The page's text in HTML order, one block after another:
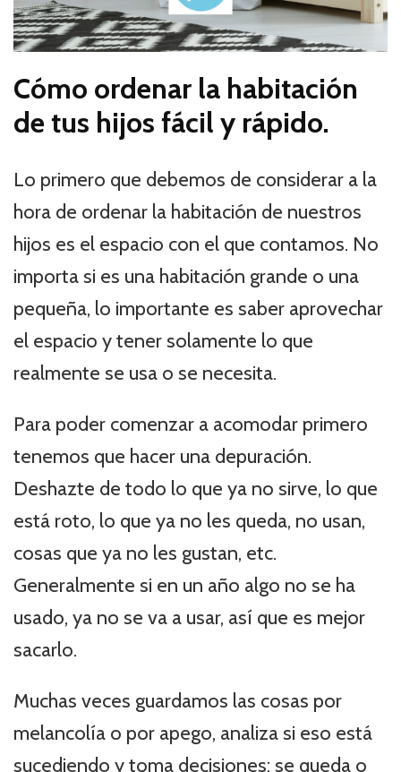
Cómo ordenar la habitación
de tus hijos fácil y rápido.
Lo primero que debemos de considerar a la
hora de ordenar la habitación de nuestros
hijos es el espacio con el que contamos. No
importa si es una habitación grande o una
pequeña, lo importante es saber aprovechar
el espacio y tener solamente lo que
realmente se usa o se necesita.
Para poder comenzar a acomodar primero
tenemos que hacer una depuración.
Deshazte de todo lo que ya no sirve, lo que
está roto, lo que ya no les queda, no usan,
cosas que ya no les gustan, etc.
Generalmente si en un año algo no se ha
usado, ya no se va a usar, así que es mejor
sacarlo.
Muchas veces guardamos las cosas por
melancolía o por apego, analiza si eso está
sucediendo y toma decisiones; se queda o